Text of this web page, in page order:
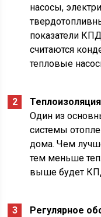
насосы,
показатели
считаются
тепловые
Один из
системы
дома. Чем
тем меньше
выше будет
Регулярное